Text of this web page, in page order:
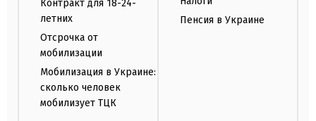
Контракт для 18-24-
летних
Отсрочка от
мобилизации
Мобилизация в Украине:
сколько человек
мобилизует ТЦК
Пенсия в Украине